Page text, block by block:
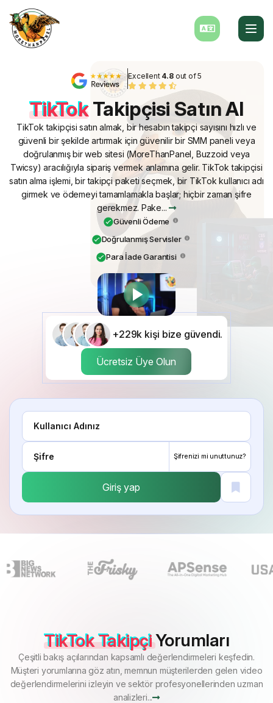
Excellent 4.8out of 5
TikTokTakipçisi Satın Al
TikTok takipçisi satın almak, bir hesabın takipçi sayısını hızlı ve
güvenli bir şekilde artırmak için güvenilir bir SMM paneli veya
doğrulanmış bir web sitesi (MoreThanPanel, Buzzoid veya
Twicsy) aracılığıyla sipariş vermek anlamına gelir. TikTok takipçisi
satın alma işlemi, bir takipçi paketi seçmek, bir TikTok kullanıcı adı
girmek ve ödemeyi tamamlamakla başlar; hiçbir zaman şifre
gerekmez. Pake...
Güvenli Ödeme
Doğrulanmış Servisler
Para İade Garantisi
+229k kişi bize güvendi.
Ücretsiz Üye Olun
Şifrenizi mi unuttunuz?
Giriş yap
TikTok TakipçiYorumları
Çeşitli bakış açılarından kapsamlı değerlendirmeleri keşfedin.
Müşteri yorumlarına göz atın, memnun müşterilerden gelen video
değerlendirmelerini izleyin ve sektör profesyonellerinden uzman
analizleri...